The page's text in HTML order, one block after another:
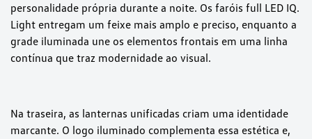
personalidade própria durante a noite. Os faróis full LED IQ.
Light entregam um feixe mais amplo e preciso, enquanto a
grade iluminada une os elementos frontais em uma linha
contínua que traz modernidade ao visual.
Na traseira, as lanternas unificadas criam uma identidade
marcante. O logo iluminado complementa essa estética e,